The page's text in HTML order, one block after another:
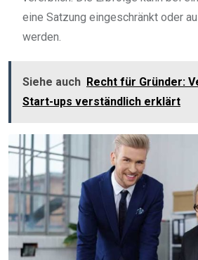
eine Satzung eingeschränkt oder
werden.
Siehe auch Recht für Gründer:
Start-ups verständlich erklärt